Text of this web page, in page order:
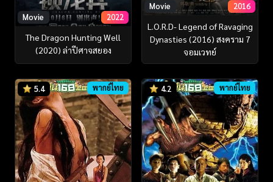
Movie 2022
The Dragon Hunting Well
(2020) ล่าปีศาจสยอง
Movie 2016
L.O.R.D- Legend of Ravaging
Dynasties (2016) สงคราม 7
จอมเวทย์
5.4 พากย์ไทย 4.2 พากย์ไทย